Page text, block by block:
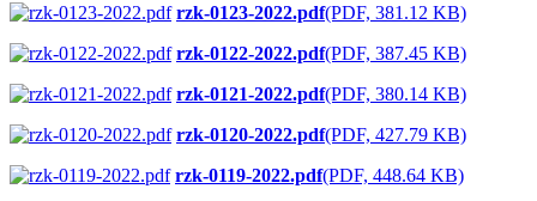
rzk-0123-2022.pdf(PDF, 381.12 KB)
rzk-0122-2022.pdf(PDF, 387.45 KB)
rzk-0121-2022.pdf(PDF, 380.14 KB)
rzk-0120-2022.pdf(PDF, 427.79 KB)
rzk-0119-2022.pdf(PDF, 448.64 KB)